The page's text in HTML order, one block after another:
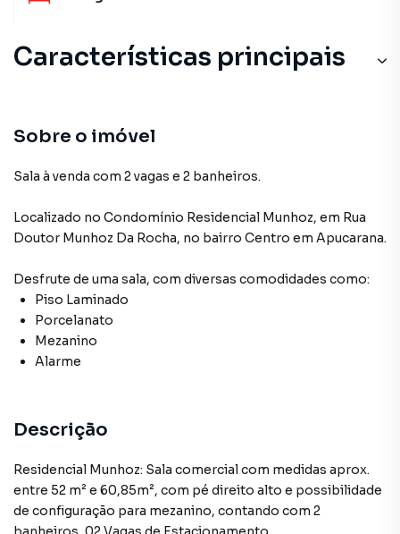
Características principais
Sobre o imóvel
Sala à venda com 2 vagas e 2 banheiros.
Localizado no Condomínio Residencial Munhoz, em Rua
Doutor Munhoz Da Rocha, no bairro Centro em Apucarana.
Desfrute de uma sala, com diversas comodidades como:
Piso Laminado
Porcelanato
Mezanino
Alarme
Descrição
Residencial Munhoz: Sala comercial com medidas aprox.
entre 52 m² e 60,85m², com pé direito alto e possibilidade
de configuração para mezanino, contando com 2